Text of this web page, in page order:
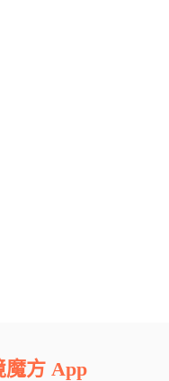
魔方 App